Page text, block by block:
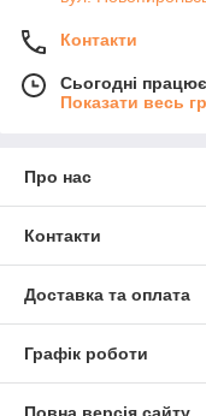
Контакти
Сьогодні
Показати весь
Про нас
Контакти
Доставка та оплата
Графік роботи
Повна версія сайту